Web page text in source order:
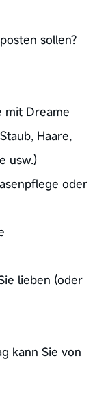
sollen?
mit Dreame
Haare,
usw.)
oder
lieben (oder
kann Sie von